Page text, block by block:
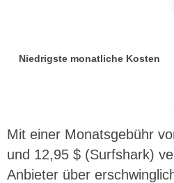
Niedrigste monatliche Kosten
Mit einer Monatsgebühr
und 12,95 $ (Surfshark)
Anbieter über